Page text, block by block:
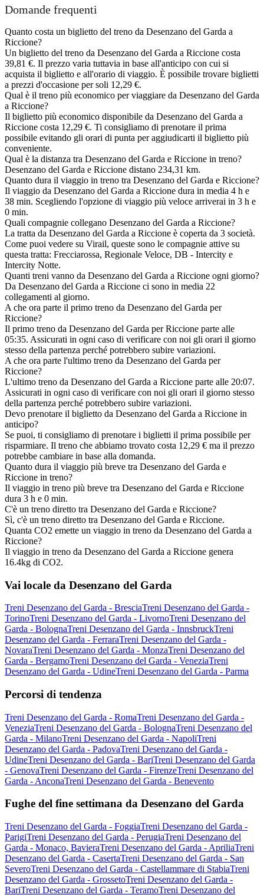
Domande frequenti
Quanto costa un biglietto del treno da Desenzano del Garda a
Riccione?
Un biglietto del treno da Desenzano del Garda a Riccione costa
39,81 €. Il prezzo varia tuttavia in base all'anticipo con cui si
acquista il biglietto e all'orario di viaggio. È possibile trovare biglietti
a prezzi d'occasione per soli 12,29 €.
Qual è il treno più economico per viaggiare da Desenzano del Garda
a Riccione?
Il biglietto più economico disponibile da Desenzano del Garda a
Riccione costa 12,29 €. Ti consigliamo di prenotare il prima
possibile evitando gli orari di punta per aggiudicarti il biglietto più
conveniente.
Qual è la distanza tra Desenzano del Garda e Riccione in treno?
Desenzano del Garda e Riccione distano 234,31 km.
Quanto dura il viaggio in treno tra Desenzano del Garda e Riccione?
Il viaggio da Desenzano del Garda a Riccione dura in media 4 h e
38 min. Scegliendo l'opzione di viaggio più veloce arriverai in 3 h e
0 min.
Quali compagnie collegano Desenzano del Garda a Riccione?
La tratta da Desenzano del Garda a Riccione è coperta da 3 società.
Come puoi vedere su Virail, queste sono le compagnie attive su
questa tratta: Frecciarossa, Regionale Veloce, DB - Intercity e
Intercity Notte.
Quanti treni vanno da Desenzano del Garda a Riccione ogni giorno?
Da Desenzano del Garda a Riccione ci sono in media 22
collegamenti al giorno.
A che ora parte il primo treno da Desenzano del Garda per
Riccione?
Il primo treno da Desenzano del Garda per Riccione parte alle
05:35. Assicurati in ogni caso di verificare con noi gli orari il giorno
stesso della partenza perché potrebbero subire variazioni.
A che ora parte l'ultimo treno da Desenzano del Garda per
Riccione?
L'ultimo treno da Desenzano del Garda a Riccione parte alle 20:07.
Assicurati in ogni caso di verificare con noi gli orari il giorno stesso
della partenza perché potrebbero subire variazioni.
Devo prenotare il biglietto da Desenzano del Garda a Riccione in
anticipo?
Se puoi, ti consigliamo di prenotare i biglietti il prima possibile per
risparmiare. Il treno che abbiamo trovato costa 12,29 € ma il prezzo
potrebbe cambiare in base alla domanda.
Quanto dura il viaggio più breve tra Desenzano del Garda e
Riccione in treno?
Il viaggio in treno più breve tra Desenzano del Garda e Riccione
dura 3 h e 0 min.
C'è un treno diretto tra Desenzano del Garda e Riccione?
Sì, c'è un treno diretto tra Desenzano del Garda e Riccione.
Quanta CO2 emette un viaggio in treno da Desenzano del Garda a
Riccione?
Il viaggio in treno da Desenzano del Garda a Riccione genera
16.4kg di CO2.
Vai locale da Desenzano del Garda
Treni Desenzano del Garda - BresciaTreni Desenzano del Garda -
TorinoTreni Desenzano del Garda - LivornoTreni Desenzano del
Garda - BolognaTreni Desenzano del Garda - InnsbruckTreni
Desenzano del Garda - FerraraTreni Desenzano del Garda -
NovaraTreni Desenzano del Garda - MonzaTreni Desenzano del
Garda - BergamoTreni Desenzano del Garda - VeneziaTreni
Desenzano del Garda - UdineTreni Desenzano del Garda - Parma
Percorsi di tendenza
Treni Desenzano del Garda - RomaTreni Desenzano del Garda -
VeneziaTreni Desenzano del Garda - BolognaTreni Desenzano del
Garda - MilanoTreni Desenzano del Garda - NapoliTreni
Desenzano del Garda - PadovaTreni Desenzano del Garda -
UdineTreni Desenzano del Garda - BariTreni Desenzano del Garda
- GenovaTreni Desenzano del Garda - FirenzeTreni Desenzano del
Garda - AnconaTreni Desenzano del Garda - Benevento
Fughe del fine settimana da Desenzano del Garda
Treni Desenzano del Garda - FoggiaTreni Desenzano del Garda -
ParigiTreni Desenzano del Garda - PerugiaTreni Desenzano del
Garda - Monaco, BavieraTreni Desenzano del Garda - ApriliaTreni
Desenzano del Garda - CasertaTreni Desenzano del Garda - San
SeveroTreni Desenzano del Garda - Castellammare di StabiaTreni
Desenzano del Garda - GrossetoTreni Desenzano del Garda -
BariTreni Desenzano del Garda - TeramoTreni Desenzano del